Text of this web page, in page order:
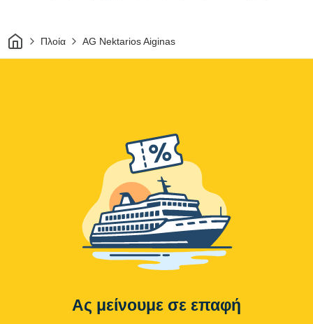
ΣπίτιΠλοία AG Nektarios Aiginas
Ας μείνουμε σε επαφή